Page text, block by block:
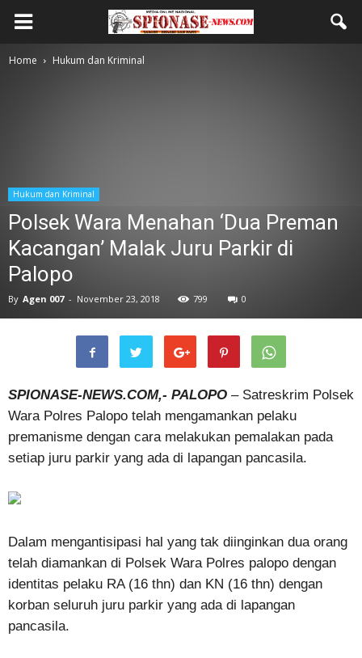
Home Hukum dan Kriminal
Hukum dan Kriminal
Polsek Wara Menahan ‘Dua Preman
Kacangan’ Malak Juru Parkir di
Palopo
By Agen 007 - November 23, 2018 799 0
SPIONASE-NEWS.COM,- PALOPO – Satreskrim Polsek
Wara Polres Palopo telah mengamankan pelaku
premanisme dengan cara melakukan pemalakan pada
setiap juru parkir yang ada di lapangan pancasila.
Dalam mengantisipasi hal yang tak diinginkan dua orang
telah diamankan di Polsek Wara Polres palopo dengan
identitas pelaku RA (16 thn) dan KN (16 thn) dengan
korban seluruh juru parkir yang ada di lapangan
pancasila.